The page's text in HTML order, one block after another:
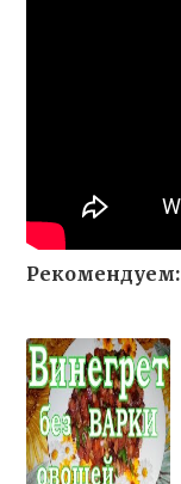
Рекомендуем: